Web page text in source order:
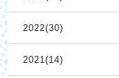
2022(30)
2021(14)